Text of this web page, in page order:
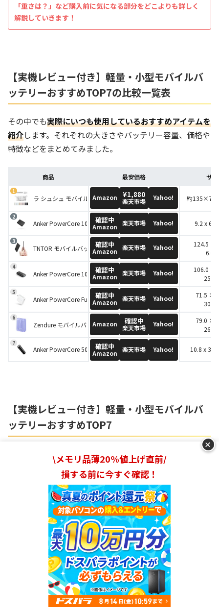
ランキングを見る
「重さは？」など購入前に気になる部分をどこよりも詳しく
解説していきます！
【実機レビュー付き】軽量・小型モバイルバ
ッテリーおすすめTOP7の比較一覧表
その中でも実際にいつも使用しているおすすめアイテムを
紹介します。それぞれの大きさやバッテリー容量、価格や
特徴などをまとめてみました。
商品 最安価格 サ
ラ シュシュ モバイルバッテリー
Amazon ¥1,880
楽天市場 Yahoo! 約
Anker PowerCore 10000確認中
Amazon 楽天市場 Yahoo! 9.2 x 6 x
TNTOR モバイルバッテリー
確認中
Amazon 楽天市場 Yahoo!
124.5 ×
Anker PowerCore 10000 PD Redux
確認中
Amazon 楽天市場 Yahoo!
106.0 ×
Anker PowerCore Fusion 5000
確認中
Amazon 楽天市場 Yahoo!
71.5 ×
Zendure モバイルバッテリー SuperMini
Amazon 確認中
楽天市場 Yahoo!
79.0 ×
Anker PowerCore 5000 確認中
Amazon 楽天市場 Yahoo! 10.8 x 3.3
【実機レビュー付き】軽量・小型モバイルバ
ッテリーおすすめTOP7
おすすめ第1位 ケーブル内蔵で便利！軽量・薄型
大容量モバイルバッテリー
+
\メモリ品薄20%値上げ直前/
損する前に今すぐ確認！